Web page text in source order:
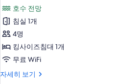
히
보
기
트
(Wellbeing)
사
진
모
두
호수 전망
침실 1개
4명
킹사이즈침대 1개
무료 WiFi
자세히 보기
스